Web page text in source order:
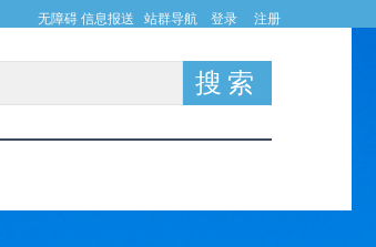
无障碍 信息报送 站群导航 登录 注册